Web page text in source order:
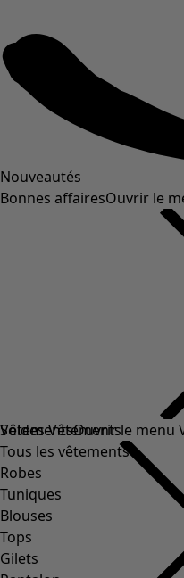
Nouveautés
Bonnes affairesOuvrir le
Soldes Vêtements
Tous les vêtements
Robes
Tuniques
Blouses
Tops
Gilets
VêtementsOuvrir le menu